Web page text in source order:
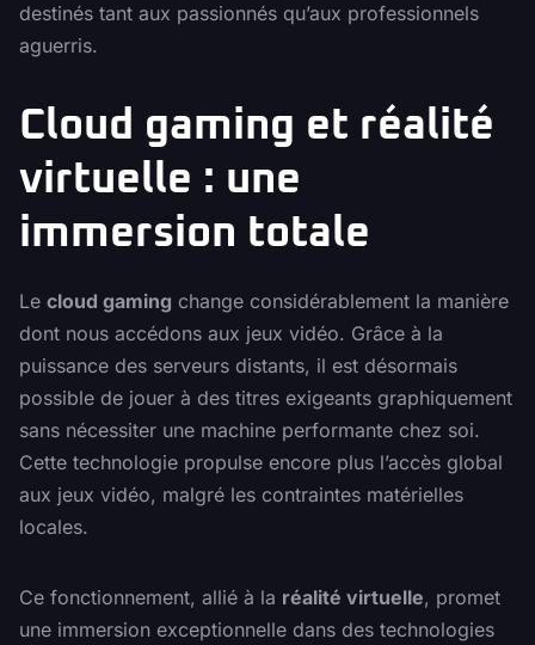
destinés tant aux passionnés qu’aux professionnels
aguerris.
Cloud gaming et réalité
virtuelle : une
immersion totale
Le cloud gaming change considérablement la manière
dont nous accédons aux jeux vidéo. Grâce à la
puissance des serveurs distants, il est désormais
possible de jouer à des titres exigeants graphiquement
sans nécessiter une machine performante chez soi.
Cette technologie propulse encore plus l’accès global
aux jeux vidéo, malgré les contraintes matérielles
locales.
Ce fonctionnement, allié à la réalité virtuelle, promet
une immersion exceptionnelle dans des technologies